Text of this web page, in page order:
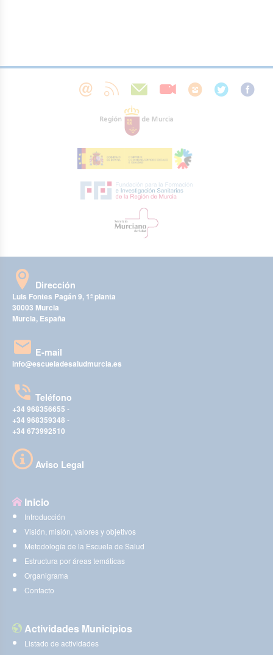
Dirección
Luis Fontes Pagán 9, 1ª planta
30003 Murcia
Murcia, España
E-mail
info@escueladesaludmurcia.es
Teléfono
+34 968356655 -
+34 968359348 -
+34 673992510
Aviso Legal
Inicio
Introducción
Visión, misión, valores y objetivos
Metodología de la Escuela de Salud
Estructura por áreas temáticas
Organigrama
Contacto
Actividades Municipios
Listado de actividades